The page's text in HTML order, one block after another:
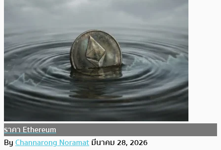
ราคา Ethereum
ByChannarong Noramatมีนาคม 28, 2026